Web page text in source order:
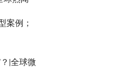
案例；
|全球微